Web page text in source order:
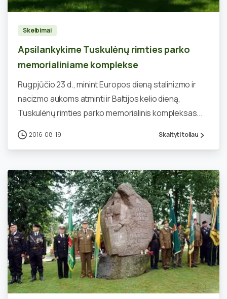
Skelbimai
Apsilankykime Tuskulėnų rimties parko
memorialiniame komplekse
Rugpjūčio 23 d., minint Europos dieną stalinizmo ir
nacizmo aukoms atminti ir Baltijos kelio dieną,
Tuskulėnų rimties parko memorialinis kompleksas...
2016-08-19 Skaityti toliau
0